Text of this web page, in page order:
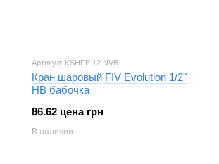
Артикул: KSHFE 12 NVB
Кран шаровый FIV Evolution 1/2"
НВ бабочка
86.62 цена грн
В наличии